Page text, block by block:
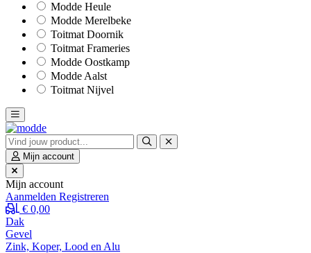
Modde Heule
Modde Merelbeke
Toitmat Doornik
Toitmat Frameries
Modde Oostkamp
Modde Aalst
Toitmat Nijvel
Mijn account
Mijn account
Aanmelden Registreren
€ 0,00
Dak
Gevel
Zink, Koper, Lood en Alu